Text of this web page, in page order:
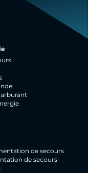
de secours
de secours